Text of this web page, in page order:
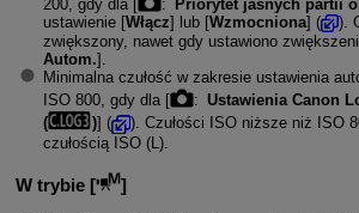
200, gdy dla [
: Priorytet jasnych partii
ustawienie [Włącz] lub [Wzmocniona] (
).
zwiększony, nawet gdy ustawiono
Autom.].
Minimalna czułość w zakresie ustawienia
ISO 800, gdy dla [
: Ustawienia Canon
(
)] (
). Czułości ISO niższe niż ISO
czułością ISO (L).
W trybie [ ]